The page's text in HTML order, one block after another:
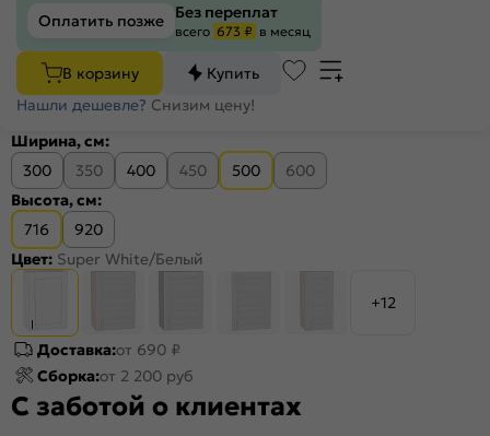
Оплатить позже Без переплат
всего 673 ₽ в месяц
В корзину
Купить
Нашли дешевле? Снизим цену!
Ширина, см:
300
350 400 450 500
600
Высота, см:
716
920
Цвет: Super White/Белый
+12
Доставка:от 690 ₽
Сборка:от 2 200 руб
С заботой о клиентах